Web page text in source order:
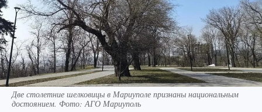
Две столетние шелковицы в Мариуполе признаны национальным
достоянием. Фото: АГО Мариуполь